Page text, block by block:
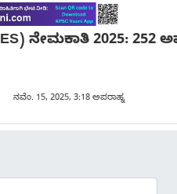
ನೇಮಕಾತಿ 2025: 252
ನವೆಂ. 15, 2025, 3:18 ಅಪರಾಹ್ನ